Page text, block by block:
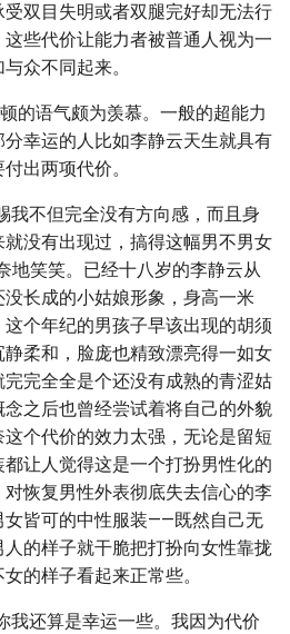
双目失明或者双腿完好却无法行
些代价让能力者被普通人视为一
众不同起来。
的语气颇为羡慕。一般的超能力
幸运的人比如李静云天生就具有
出两项代价。
我不但完全没有方向感，而且身
没有出现过，搞得这幅男不男女
地笑笑。已经十八岁的李静云从
长成的小姑娘形象，身高一米
个年纪的男孩子早该出现的胡须
柔和，脸庞也精致漂亮得一如女
完全全是个还没有成熟的青涩姑
之后也曾经尝试着将自己的外貌
个代价的效力太强，无论是留短
让人觉得这是一个打扮男性化的
恢复男性外表彻底失去信心的李
女皆可的中性服装——既然自己无
的样子就干脆把打扮向女性靠拢
的样子看起来正常些。
我还算是幸运一些。我因为代价